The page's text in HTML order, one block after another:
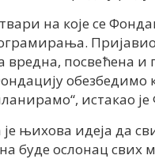
на које се
Пријавио
вредна, посвећена
обезбедимо
истакао је
је њихова идеја да
буде ослонац свих